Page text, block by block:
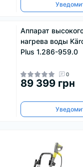
Аппарат
нагрева воды
Plus 1.286-959.0
0
89 399 грн